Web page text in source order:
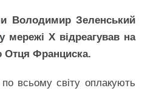
Володимир Зеленський
у мережі Х відреагував на
Отця Франциска.
всьому світу оплакують